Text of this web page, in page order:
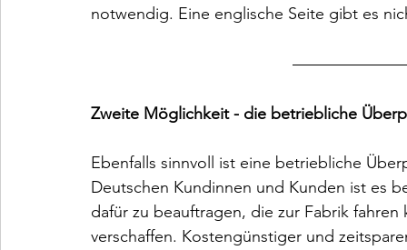
notwendig. Eine englische Seite gibt es
Zweite Möglichkeit - die betriebliche
Ebenfalls sinnvoll ist eine betriebliche
Deutschen Kundinnen und Kunden ist es
dafür zu beauftragen, die zur Fabrik
verschaffen. Kostengünstiger und